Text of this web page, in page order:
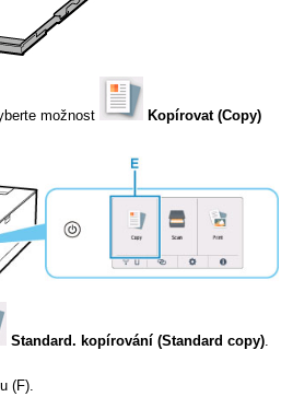
možnost Kopírovat (Copy)
Standard. kopírování (Standard copy).
(F).